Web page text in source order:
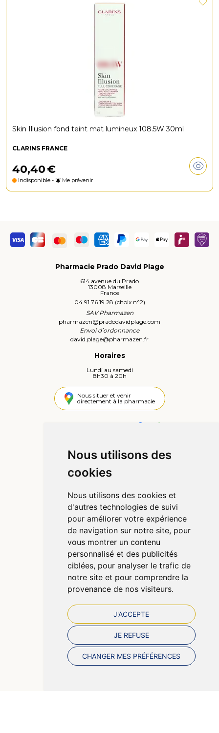
Nous utilisons des
cookies
Nous utilisons des cookies et
d'autres technologies de suivi
pour améliorer votre expérience
de navigation sur notre site, pour
vous montrer un contenu
personnalisé et des publicités
ciblées, pour analyser le trafic de
notre site et pour comprendre la
provenance de nos visiteurs.
J'ACCEPTE
JE REFUSE
CHANGER MES PRÉFÉRENCES
Skin Illusion fond teint mat lumineux 108.5W 30ml
CLARINS FRANCE
40,40€
Indisponible - Me prévenir
Pharmacie Prado David Plage
614 avenue du Prado
13008 Marseille
France
04 91 76 19 28 (choix n°2)
SAV Pharmazen
pharmazen@pradodavidplage.com
Envoi d’ordonnance
david.plage@pharmazen.fr
Horaires
Lundi au samedi
8h30 à 20h
Nous situer et venir
directement à la pharmacie
Informations
Qui sommes-nous ?
Déclarer un effet indésirable
Mentions légales
CGV
Données personnelles
Cookies
Préférences Cookies